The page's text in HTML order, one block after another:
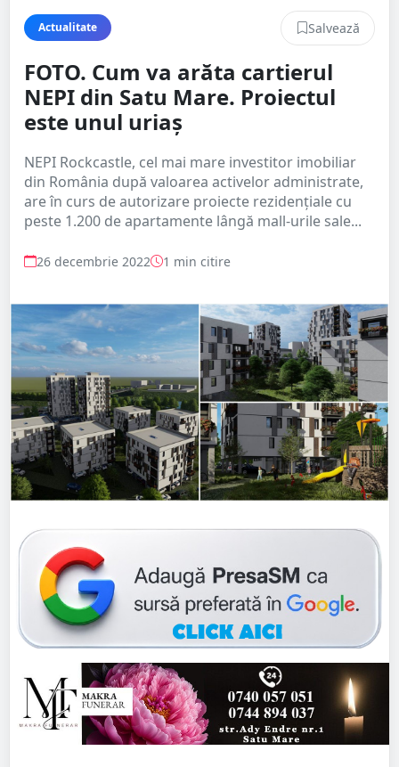
Actualitate Salvează
FOTO. Cum va arăta cartierul
NEPI din Satu Mare. Proiectul
este unul uriaș
NEPI Rockcastle, cel mai mare investitor imobiliar
din România după valoarea activelor administrate,
are în curs de autorizare proiecte rezidențiale cu
peste 1.200 de apartamente lângă mall-urile sale...
26 decembrie 2022 1 min citire